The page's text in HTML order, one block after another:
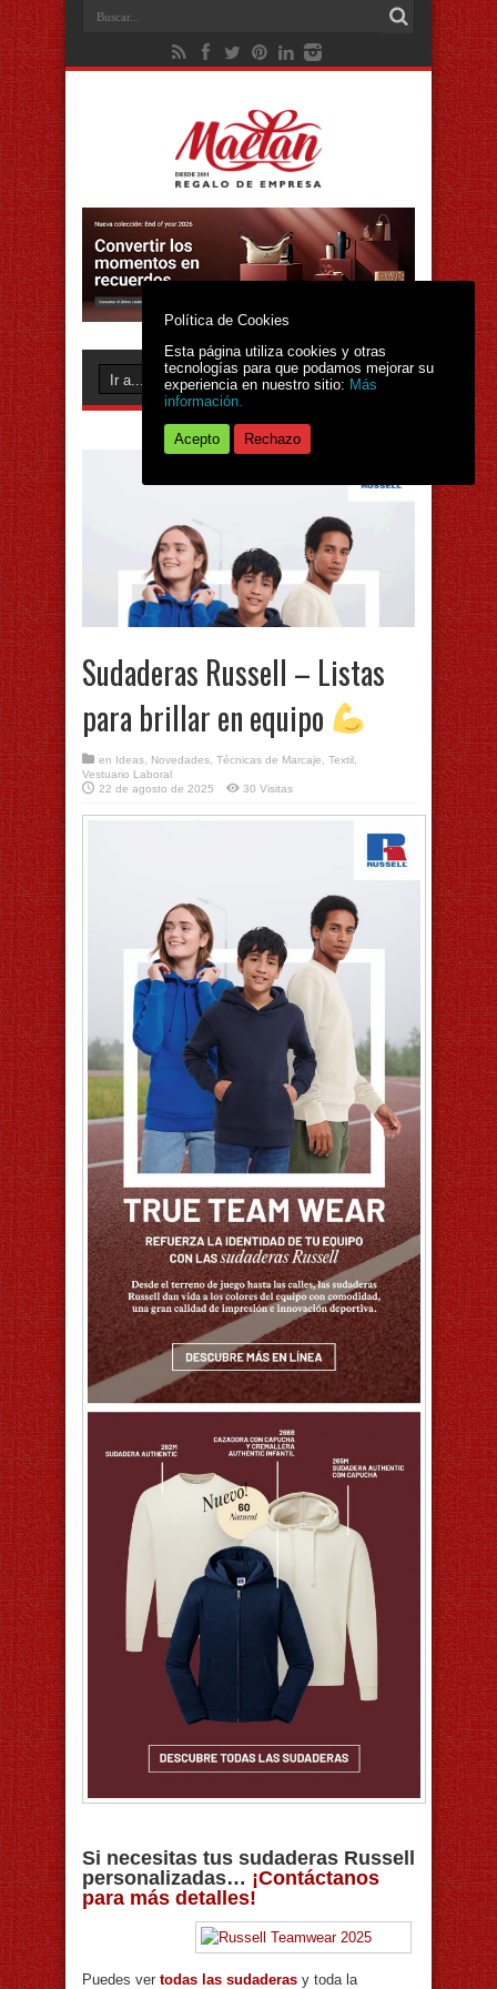
Sudaderas Russell – Listas
para brillar en equipo
en Ideas Novedades Técnicas de Marcaje Textil
Vestuario Laboral
22 de agosto de 2025
30 Visitas
Si necesitas tus sudaderas Russell
personalizadas… ¡Contáctanos
para más detalles!
Puedes ver todas las sudaderas y toda la
Política de Cookies
Esta página utiliza cookies y otras
tecnologías para que podamos mejorar su
experiencia en nuestro sitio: Más
información.
Acepto Rechazo